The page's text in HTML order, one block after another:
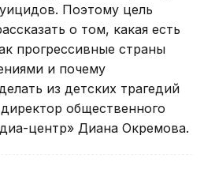
Поэтому цель
о том, какая есть
прогрессивные страны
и почему
из детских трагедий
общественного
центр» Диана Окремова.